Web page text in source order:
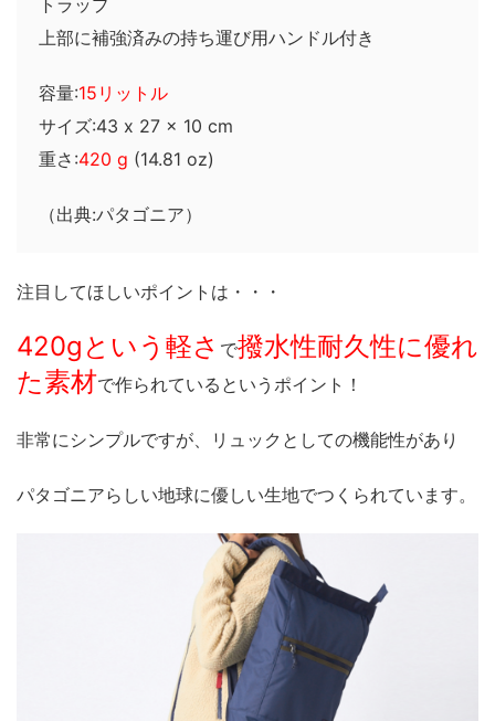
トラップ
上部に補強済みの持ち運び用ハンドル付き
容量:15リットル
サイズ:43 x 27 x 10 cm
重さ:420 g (14.81 oz)
（出典:パタゴニア）
注目してほしいポイントは・・・
420gという軽さ で撥水性耐久性に優れ
た素材で作られているというポイント！
非常にシンプルですが、リュックとしての機能性があり
パタゴニアらしい地球に優しい生地でつくられています。